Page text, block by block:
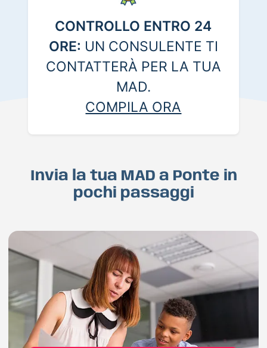
CONTROLLO ENTRO 24
ORE: UN CONSULENTE TI
CONTATTERÀ PER LA TUA
MAD.
COMPILA ORA
Invia la tua MAD a Ponte in
pochi passaggi